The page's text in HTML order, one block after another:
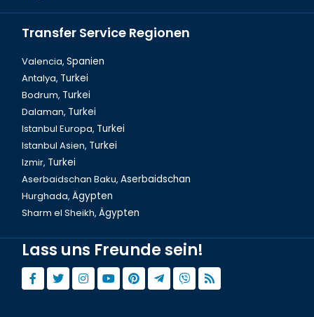
Transfer Service Regionen
Valencia, Spanien
Antalya, Turkei
Bodrum, Turkei
Dalaman, Turkei
Istanbul Europa, Turkei
Istanbul Asien, Turkei
Izmir, Turkei
Aserbaidschan Baku, Aserbaidschan
Hurghada, Ägypten
Sharm el Sheikh, Ägypten
Lass uns Freunde sein!